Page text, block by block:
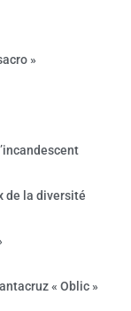
»
de la diversité
« Oblic »